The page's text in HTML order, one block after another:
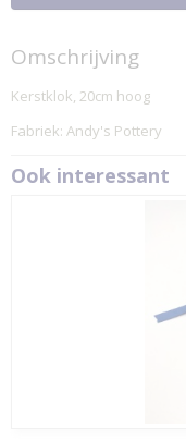
Omschrijving
Kerstklok, 20cm hoog
Fabriek: Andy's Pottery
Ook interessant